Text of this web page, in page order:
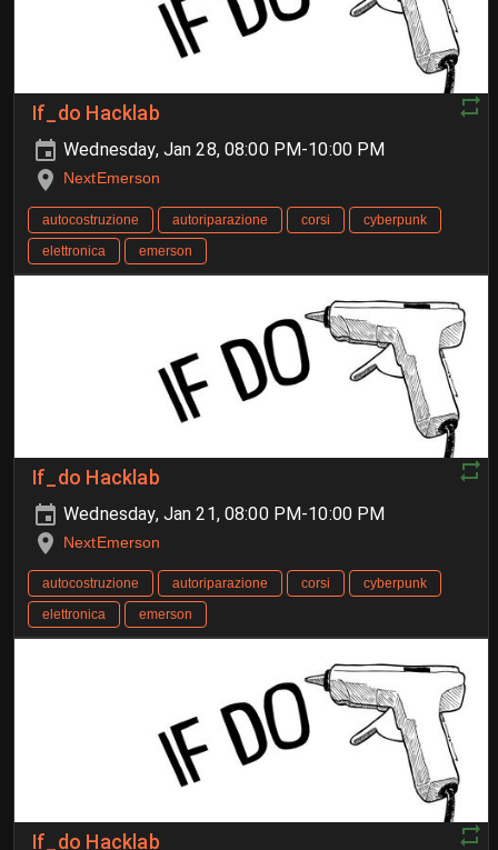
If_do Hacklab
Wednesday, Jan 28, 08:00 PM-10:00 PM
NextEmerson
autocostruzione autoriparazione corsi
cyberpunk
elettronica
emerson
If_do Hacklab
Wednesday, Jan 21, 08:00 PM-10:00 PM
NextEmerson
autocostruzione autoriparazione corsi
cyberpunk
elettronica
emerson
If_do Hacklab